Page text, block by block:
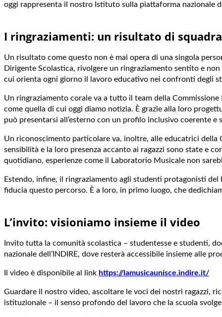
oggi rappresenta il nostro Istituto sulla piattaforma nazionale
I ringraziamenti: un risultato di squadra
Un risultato come questo non è mai opera di una singola
Dirigente Scolastica, rivolgere un ringraziamento sentito e
cui orienta ogni giorno il lavoro educativo nei confronti degli
Un ringraziamento corale va a tutto il team della
come quella di cui oggi diamo notizia. È grazie alla loro
può presentarsi all’esterno con un profilo inclusivo coerente e
Un riconoscimento particolare va, inoltre, alle educatrici della
sensibilità e la loro presenza accanto ai ragazzi sono state e
quotidiano, esperienze come il Laboratorio Musicale non
Estendo, infine, il ringraziamento agli studenti protagonisti
fiducia questo percorso. È a loro, in primo luogo, che
L’invito: visioniamo insieme il video
Invito tutta la comunità scolastica – studentesse e studenti,
nazionale dell’INDIRE, dove resterà accessibile insieme alle
Il video è disponibile al link https://lamusicaunisce.indire.it/
Guardare il nostro video, ascoltare le voci dei nostri ragazzi,
istituzionale – il senso profondo del lavoro che la scuola